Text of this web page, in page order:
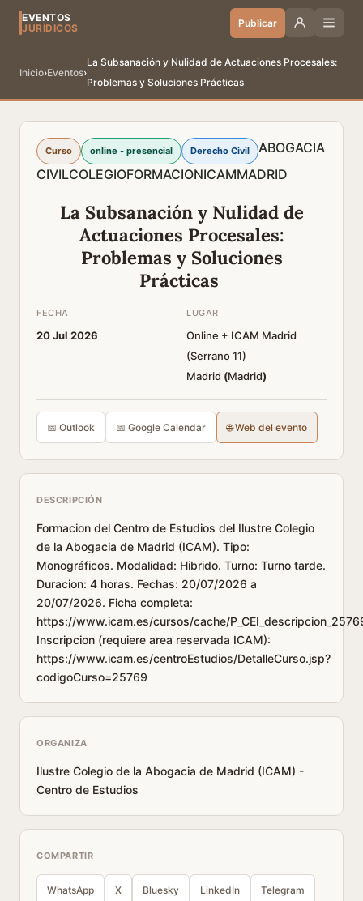
EVENTOS
JURÍDICOS
Publicar
Inicio›Eventos›
La Subsanación y Nulidad de Actuaciones Procesales:
Problemas y Soluciones Prácticas
Curso online - presencial Derecho Civil
ABOGACIA
CIVILCOLEGIOFORMACIONICAMMADRID
La Subsanación y Nulidad de
Actuaciones Procesales:
Problemas y Soluciones
Prácticas
FECHA
20 Jul 2026
LUGAR
Online + ICAM Madrid
(Serrano 11)
Madrid (Madrid)
📅 Outlook 📅 Google Calendar 🌐 Web del evento
DESCRIPCIÓN
Formacion del Centro de Estudios del Ilustre Colegio
de la Abogacia de Madrid (ICAM). Tipo:
Monográficos. Modalidad: Hibrido. Turno: Turno tarde.
Duracion: 4 horas. Fechas: 20/07/2026 a
20/07/2026. Ficha completa:
https://www.icam.es/cursos/cache/
Inscripcion (requiere area reservada ICAM):
https://www.icam.es/centroEstudios/DetalleCurso.jsp?
codigoCurso=25769
ORGANIZA
Ilustre Colegio de la Abogacia de Madrid (ICAM) -
Centro de Estudios
COMPARTIR
WhatsApp X Bluesky LinkedIn Telegram